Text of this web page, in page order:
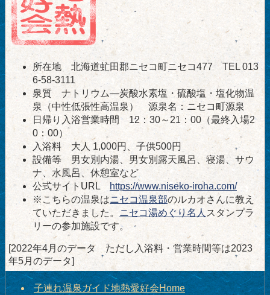
所在地 北海道虻田郡ニセコ町ニセコ477 TEL 013
6-58-3111
泉質 ナトリウム―炭酸水素塩・硫酸塩・塩化物温
泉（中性低張性高温泉） 源泉名：ニセコ町源泉
日帰り入浴営業時間 12：30～21：00（最終入場2
0：00）
入浴料 大人 1,000円、子供500円
設備等 男女別内湯、男女別露天風呂、寝湯、サウ
ナ、水風呂、休憩室など
公式サイトURL
https://www.niseko-iroha.com/
※こちらの温泉はニセコ温泉部のルカオさんに教え
ていただきました。 ニセコ湯めぐり名人 スタンプラ
リーの参加施設です。
[2022年4月のデータ ただし入浴料・営業時間等は2023
年5月のデータ]
子連れ温泉ガイド地熱愛好会Home